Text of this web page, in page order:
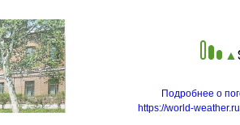
Подробнее о
https://world-